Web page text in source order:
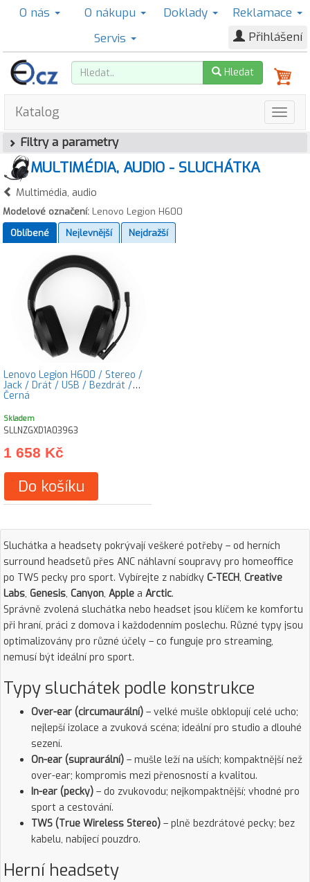
O nás O nákupu Doklady
Reklamace
Servis
Přihlášení
Hledat
Katalog
Filtry a parametry
MULTIMÉDIA, AUDIO - SLUCHÁTKA
Multimédia, audio
Modelové označení: Lenovo Legion H600
Oblíbené
Nejlevnější Nejdražší
Lenovo Legion H600 / Stereo /
Jack / Drát / USB / Bezdrát /
Černá
Skladem
SLLNZGXD1A03963
1 658 Kč
Do košíku
Sluchátka a headsety pokrývají veškeré potřeby – od herních
surround headsetů přes ANC náhlavní soupravy pro homeoffice
po TWS pecky pro sport. Vybírejte z nabídky C-TECH, Creative
Labs, Genesis, Canyon, Apple a Arctic.
Správně zvolená sluchátka nebo headset jsou klíčem ke komfortu
při hraní, práci z domova i každodenním poslechu. Různé typy jsou
optimalizovány pro různé účely – co funguje pro streaming,
nemusí být ideální pro sport.
Typy sluchátek podle konstrukce
Over-ear (circumaurální) – velké mušle obklopují celé ucho;
nejlepší izolace a zvuková scéna; ideální pro studio a dlouhé
sezení.
On-ear (supraurální) – mušle leží na uších; kompaktnější než
over-ear; kompromis mezi přenosností a kvalitou.
In-ear (pecky) – do zvukovodu; nejkompaktnější; vhodné pro
sport a cestování.
TWS (True Wireless Stereo) – plně bezdrátové pecky; bez
kabelu, nabíjecí pouzdro.
Herní headsety